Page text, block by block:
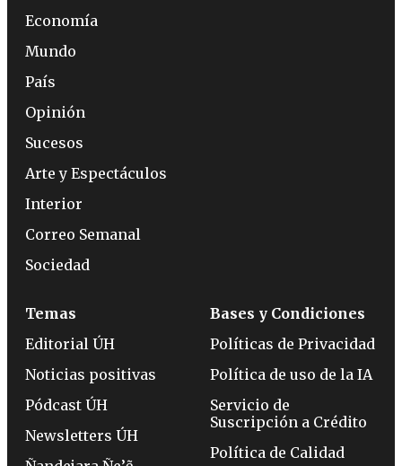
Economía
Mundo
País
Opinión
Sucesos
Arte y Espectáculos
Interior
Correo Semanal
Sociedad
Temas
Editorial ÚH
Noticias positivas
Pódcast ÚH
Newsletters ÚH
Bases y Condiciones
Políticas de Privacidad
Política de uso de la IA
Servicio de
Suscripción a Crédito
Política de Calidad